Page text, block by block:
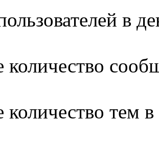
в
количество
количество тем